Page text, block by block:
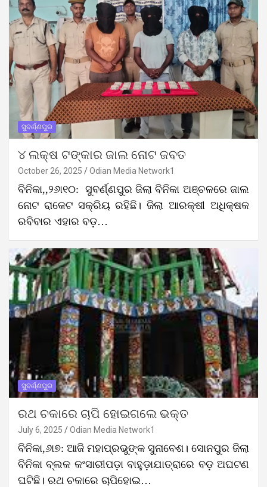
ସୁବର୍ଣ୍ଣପୁର
୪ ଲକ୍ଷ ଟଙ୍କାର ଜାଲ ନୋଟ ଜବତ
October 26, 2025 Odian Media Network1
ବିନିକା,,୨୬ା୧୦: ସୁବର୍ଣ୍ଣପୁର ଜିଲା ବିନିକା ଅଞ୍ଚଳରେ ଜାଲ
ନୋଟ ରାକେଟ ସକ୍ରିୟ ରହିଛି। ଜିଲା ଆରକ୍ଷୀ ଅଧିକ୍ଷକ
ରବିବାର ଏହାର ବଡ଼…
ସୁବର୍ଣ୍ଣପୁର
ରଥ ଚକାରେ ଚାପି ହୋଇଗଲେ ଭକ୍ତ
July 6, 2025 Odian Media Network1
ବିନିକା,୬ା୭: ଆଜି ମହାପ୍ରଭୁଙ୍କ ସୁନାବେଶ। ସୋନପୁର ଜିଲା
ବିନିକା ବ୍ଲକ କଂସାରୀପଡ଼ା ବାହୁଡ଼ାଯାତ୍ରାରେ ବଡ଼ ଅଘଟଣ
ଘଟିଛି। ରଥ ଚକାରେ ଚାପିହୋଇ…